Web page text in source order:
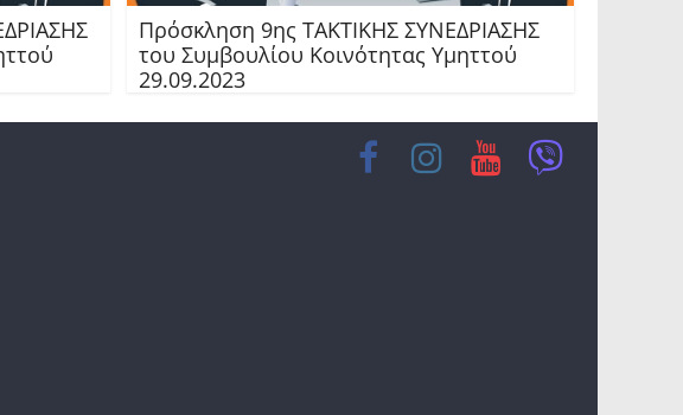
Πρόσκληση 9ης TAKTIKHΣ ΣΥΝΕΔΡΙΑΣΗΣ
του Συμβουλίου Κοινότητας Υμηττού
29.09.2023